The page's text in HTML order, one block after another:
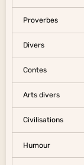
Proverbes
Divers
Contes
Arts divers
Civilisations
Humour